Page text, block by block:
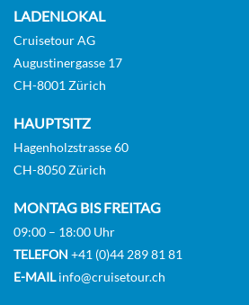
LADENLOKAL
Cruisetour AG
Augustinergasse 17
CH-8001 Zürich
HAUPTSITZ
Hagenholzstrasse 60
CH-8050 Zürich
MONTAG BIS FREITAG
09:00 – 18:00 Uhr
TELEFON +41 (0)44 289 81 81
E-MAILinfo@cruisetour.ch